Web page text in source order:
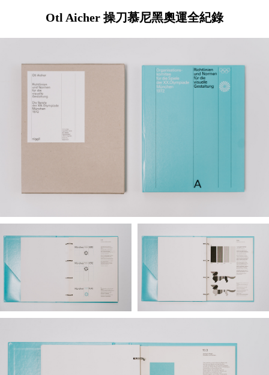
Otl Aicher 操刀慕尼黑奧運全紀錄